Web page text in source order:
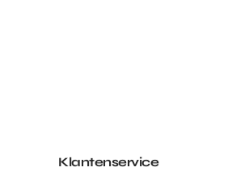
Klantenservice